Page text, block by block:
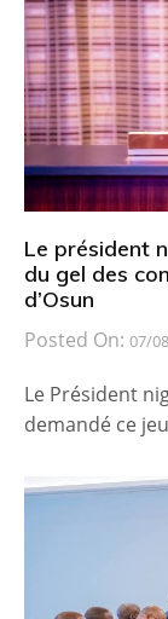
Le président
du gel des
d’Osun
Posted On: 07/
Le Président
demandé ce